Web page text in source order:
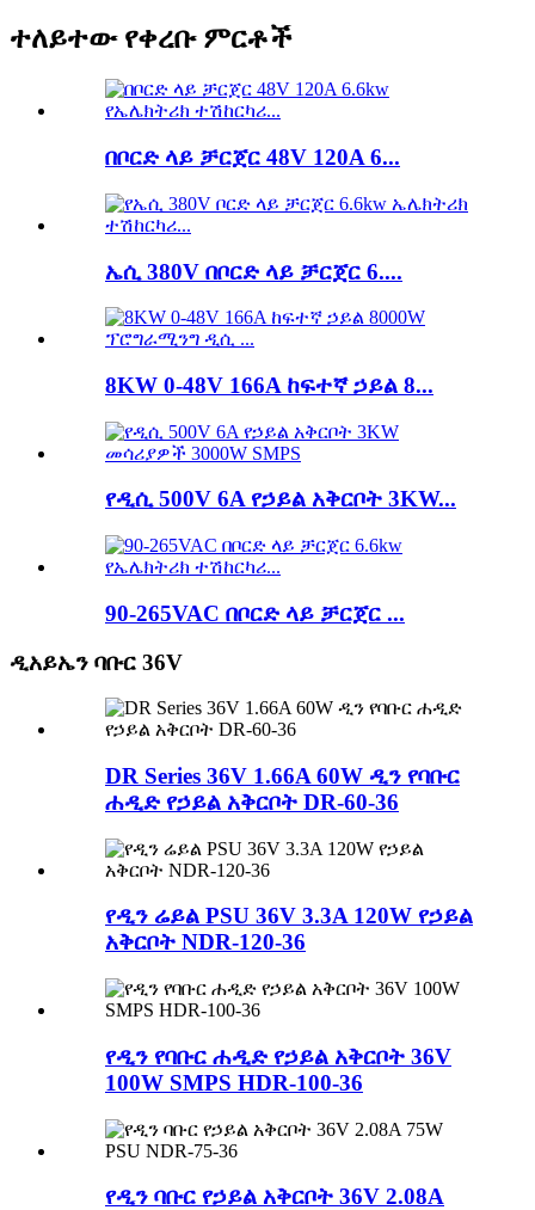
ተለይተው የቀረቡ ምርቶች
በቦርድ ላይ ቻርጀር 48V 120A 6...
ኤሲ 380V በቦርድ ላይ ቻርጀር 6....
8KW 0-48V 166A ከፍተኛ ኃይል 8...
የዲሲ 500V 6A የኃይል አቅርቦት 3KW...
90-265VAC በቦርድ ላይ ቻርጀር ...
ዲአይኤን ባቡር 36V
DR Series 36V 1.66A 60W ዲን የባቡር
ሐዲድ የኃይል አቅርቦት DR-60-36
የዲን ሬይል PSU 36V 3.3A 120W የኃይል
አቅርቦት NDR-120-36
የዲን የባቡር ሐዲድ የኃይል አቅርቦት 36V
100W SMPS HDR-100-36
የዲን ባቡር የኃይል አቅርቦት 36V 2.08A